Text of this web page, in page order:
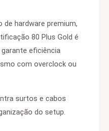
hardware premium,
80 Plus Gold é
eficiência
com overclock ou
surtos e cabos
do setup.